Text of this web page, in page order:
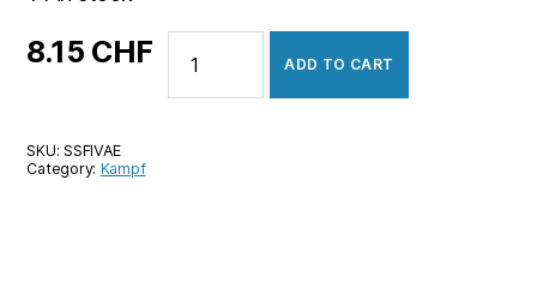
8.15 CHF
Street
Fighter
ADD TO CART
SKU:SSFIVAE
Category: Kampf